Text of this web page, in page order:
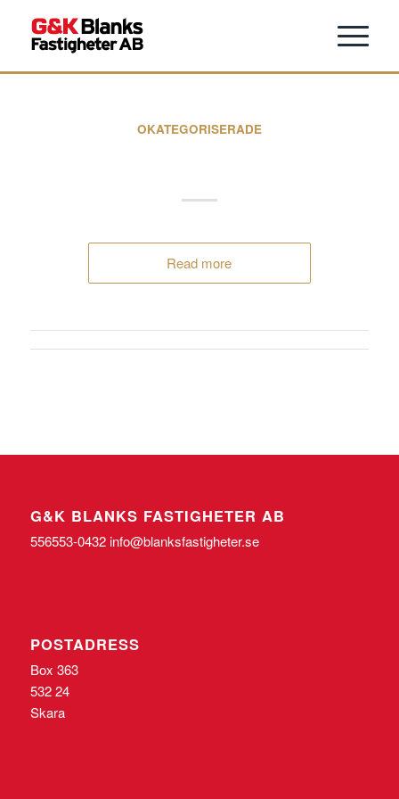
OKATEGORISERADE
Read more
G&K BLANKS FASTIGHETER AB
556553-0432 info@blanksfastigheter.se
POSTADRESS
Box 363
532 24
Skara